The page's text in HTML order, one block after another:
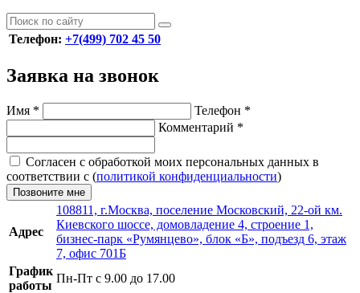
Телефон: +7(499) 702 45 50
Заявка на звонок
Имя * Телефон *
Комментарий *
Согласен с обработкой моих персональных данных в
соответствии с (политикой конфиденциальности)
Позвоните мне
Адрес
108811, г.Москва, поселение Московский, 22-ой км.
Киевского шоссе, домовладение 4, строение 1,
бизнес-парк «Румянцево», блок «Б», подъезд 6, этаж
7, офис 701Б
График
работы
Пн-Пт с 9.00 до 17.00